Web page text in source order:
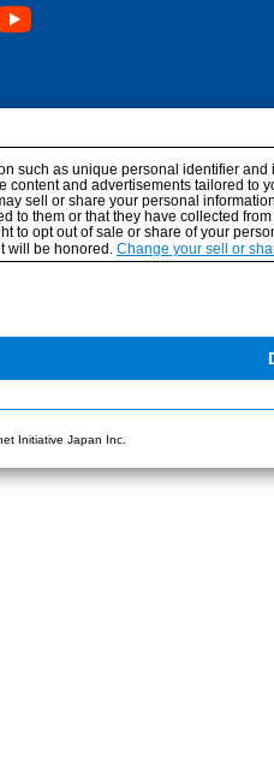
such as unique personal identifier
content and advertisements tailored
sell or share your personal
to them or that they have collected
to opt out of sale or share of your
will be honored. Change your sell or
Initiative Japan Inc.